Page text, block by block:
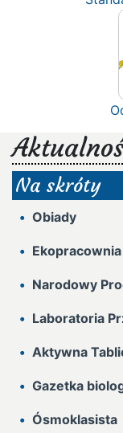
Na skróty
Obiady
Ekopracownia
Narodowy
Laboratoria
Aktywna
Gazetka
Ósmoklasista